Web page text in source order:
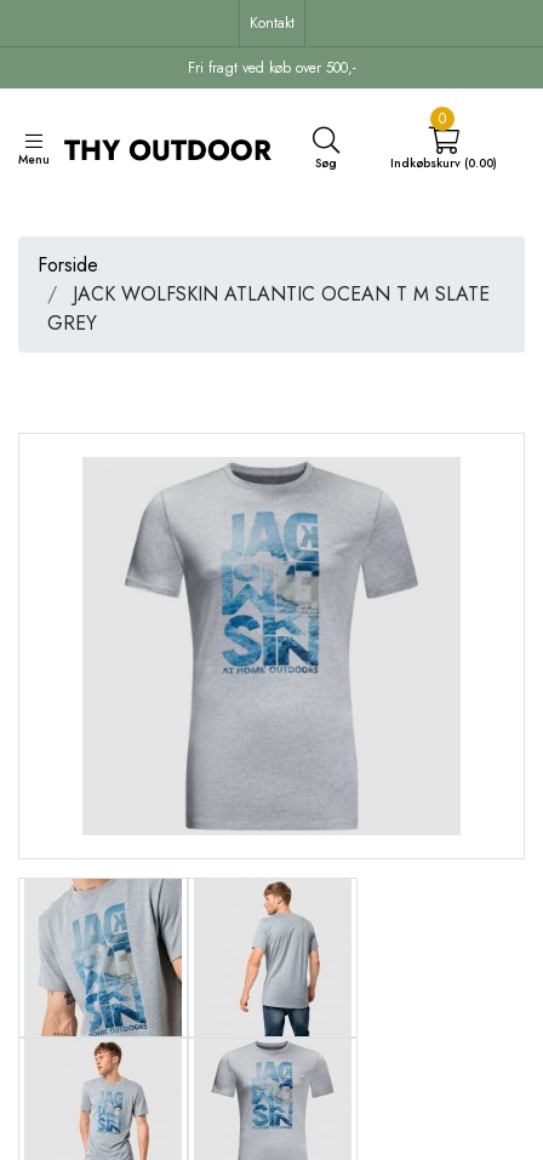
Fri fragt ved køb over 500,-
Kontakt
Menu Søg
0
Indkøbskurv (0.00)
Forside
JACK WOLFSKIN ATLANTIC OCEAN T M SLATE
GREY